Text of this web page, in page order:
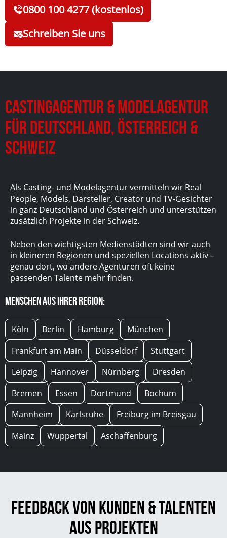
0800 100 4277 (kostenlos)
Schreiben Sie uns
Castingagentur & Modelagentur
für Deutschland, Österreich &
Schweiz
Als Casting- und Modelagentur vermitteln wir Real
People, Models, Darsteller, Creator und TV-Gesichter
in ganz Deutschland und Österreich und unterstützen
zusätzlich Projekte in der Schweiz.
Neben den wichtigsten Medienstädten sind wir auch
in kleineren Regionen und speziellen Locations aktiv –
genau dort, wo andere Agenturen oft keine
passenden Talente mehr finden.
Menschen aus Ihrer Region:
Köln Berlin Hamburg
München
Frankfurt am Main
Düsseldorf
Stuttgart
Leipzig
Hannover Nürnberg
Dresden
Bremen
Essen Dortmund
Bochum
Mannheim
Karlsruhe
Freiburg im Breisgau
Mainz
Wuppertal Aschaffenburg
Feedback von Kunden & Talenten
aus Projekten